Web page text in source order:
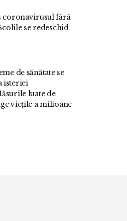
coronavirusul fără
se redeschid
de sănătate se
isteriei
luate de
viețile a milioane